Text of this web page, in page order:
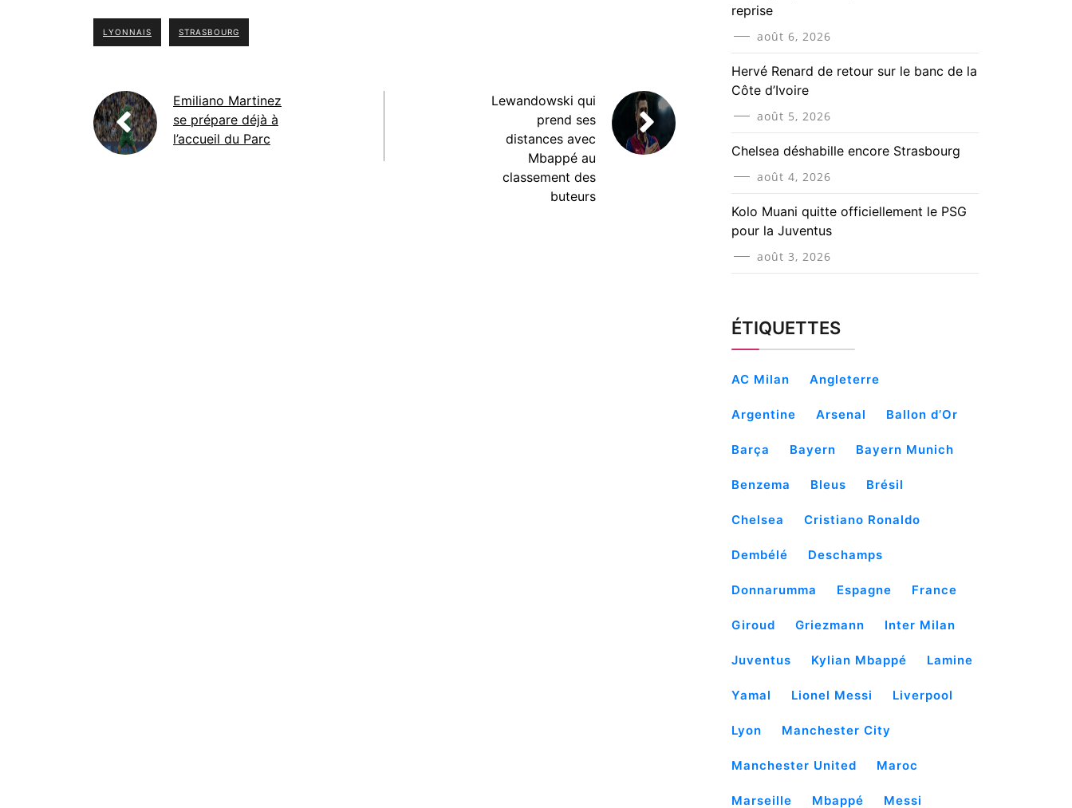
LYONNAIS STRASBOURG
Emiliano Martinez
se prépare déjà à
l’accueil du Parc
Lewandowski qui
prend ses
distances avec
Mbappé au
classement des
buteurs
reprise
août 6, 2026
Hervé Renard de retour sur le banc de la
Côte d’Ivoire
août 5, 2026
Chelsea déshabille encore Strasbourg
août 4, 2026
Kolo Muani quitte officiellement le PSG
pour la Juventus
août 3, 2026
ÉTIQUETTES
AC Milan Angleterre
Argentine Arsenal Ballon d’Or
Barça Bayern Bayern Munich
Benzema Bleus Brésil
Chelsea Cristiano Ronaldo
Dembélé Deschamps
Donnarumma Espagne France
Giroud Griezmann Inter Milan
Juventus Kylian Mbappé Lamine
Yamal Lionel Messi Liverpool
Lyon Manchester City
Manchester United Maroc
Marseille Mbappé Messi